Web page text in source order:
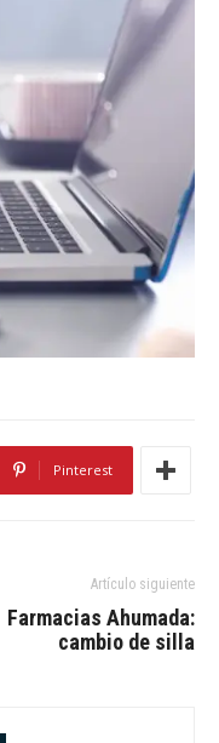
Pinterest
Artículo siguiente
Farmacias Ahumada:
cambio de silla